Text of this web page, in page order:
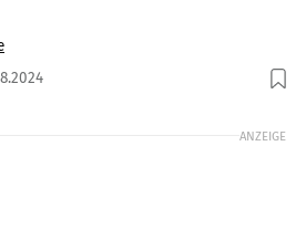
Foto: KTM
ANZEIGE